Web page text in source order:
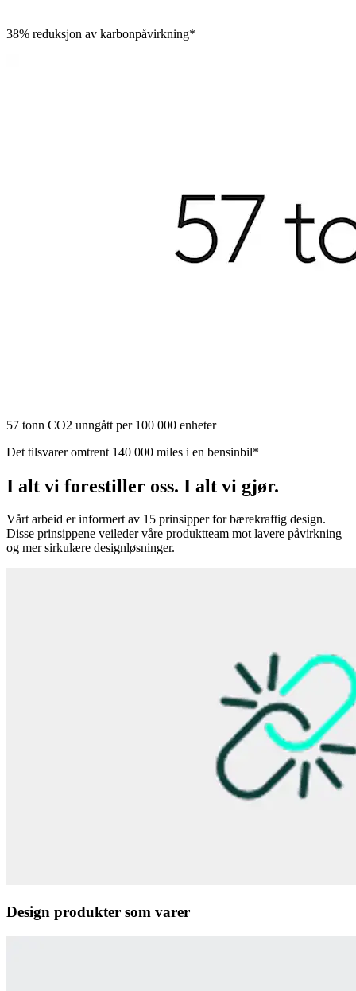
38% reduksjon av karbonpåvirkning*
57 tonn CO2 unngått per 100 000 enheter
Det tilsvarer omtrent 140 000 miles i en bensinbil*
I alt vi forestiller oss. I alt vi gjør.
Vårt arbeid er informert av 15 prinsipper for bærekraftig design.
Disse prinsippene veileder våre produktteam mot lavere påvirkning
og mer sirkulære designløsninger.
Design produkter som varer